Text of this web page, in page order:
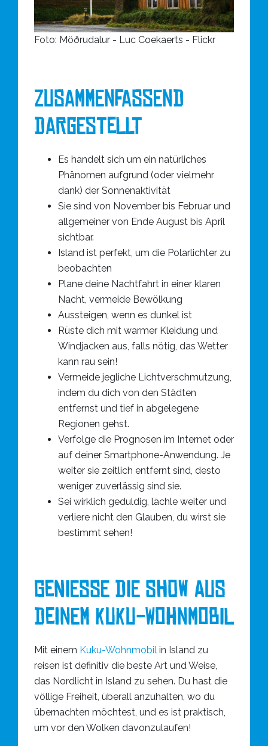
Foto: Möðrudalur - Luc Coekaerts - Flickr
ZUSAMMENFASSEND
DARGESTELLT
Es handelt sich um ein natürliches
Phänomen aufgrund (oder vielmehr
dank) der Sonnenaktivität
Sie sind von November bis Februar und
allgemeiner von Ende August bis April
sichtbar.
Island ist perfekt, um die Polarlichter zu
beobachten
Plane deine Nachtfahrt in einer klaren
Nacht, vermeide Bewölkung
Aussteigen, wenn es dunkel ist
Rüste dich mit warmer Kleidung und
Windjacken aus, falls nötig, das Wetter
kann rau sein!
Vermeide jegliche Lichtverschmutzung,
indem du dich von den Städten
entfernst und tief in abgelegene
Regionen gehst.
Verfolge die Prognosen im Internet oder
auf deiner Smartphone-Anwendung. Je
weiter sie zeitlich entfernt sind, desto
weniger zuverlässig sind sie.
Sei wirklich geduldig, lächle weiter und
verliere nicht den Glauben, du wirst sie
bestimmt sehen!
GENIEßE DIE SHOW AUS
DEINEM KUKU-WOHNMOBIL
Mit einem Kuku-Wohnmobil in Island zu
reisen ist definitiv die beste Art und Weise,
das Nordlicht in Island zu sehen. Du hast die
völlige Freiheit, überall anzuhalten, wo du
übernachten möchtest, und es ist praktisch,
um vor den Wolken davonzulaufen!